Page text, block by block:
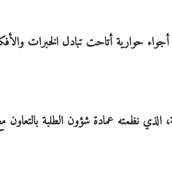
حوارية أتاحت تبادل الخبرات
الذي نظمته عمادة شؤون الطلبة بالتعاون